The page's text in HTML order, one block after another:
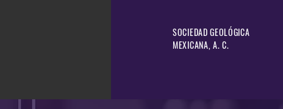
SOCIEDAD GEOLÓGICA
MEXICANA, A. C.